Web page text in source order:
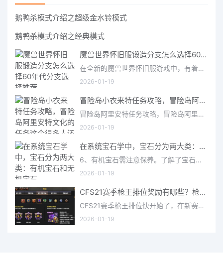
鹅鸭杀模式介绍之超级金水铃模式
鹅鸭杀模式介绍之经典模式
魔兽世界怀旧服锻造分支怎么选择60年代分支选择推荐
在全新的魔兽世界怀旧服游戏中，有着很多的玩家都选择锻造这个专业技能，但是对于锻造分支应该怎么选择?还有对
2026-01-19
冒险岛小衣来特任务攻略，冒险岛阿里安特文化的任务这个很多人还不知道
冒险岛阿里安特任务攻略，冒险岛阿里安特任务这个很多人还不知道,现在让我们一起来看看吧！2、二、《冒险岛》里
2026-01-19
在系统宝石学中，宝石分为两大类：有机宝石和无机宝石
6、有机宝石需注意保养。了解了宝石的分类和特性以后，就可以根据它们各自不同的特点进行日常养护。所以说钻
2026-01-19
CFS21赛季枪王排位奖励有哪些？枪王奖励一览
CFS21赛季枪王排位快开始了，在新赛季的枪王排位中地图会进行改动，并且增加了新的段位，那么CFS21枪王排位奖励有
2026-01-19